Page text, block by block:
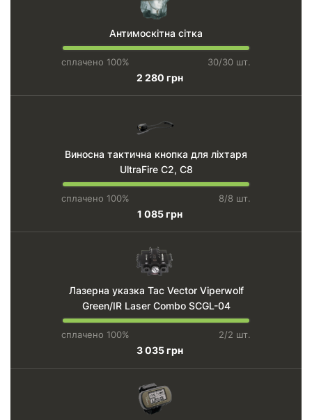
Антимоскітна сітка
сплачено 100% 30/30 шт.
2 280 грн
Виносна тактична кнопка для ліхтаря
UltraFire C2, C8
сплачено 100% 8/8 шт.
1 085 грн
Лазерна указка Tac Vector Viperwolf
Green/IR Laser Combo SCGL-04
сплачено 100% 2/2 шт.
3 035 грн